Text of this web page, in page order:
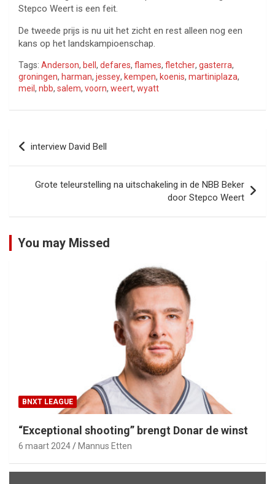
Stepco Weert is een feit.
De tweede prijs is nu uit het zicht en rest alleen nog een
kans op het landskampioenschap.
Tags: Anderson, bell , defares, flames, fletcher, gasterra,
groningen, harman, jessey, kempen, koenis, martiniplaza,
meil , nbb, salem, voorn, weert, wyatt
Bericht
navigatie
interview David Bell
Grote teleurstelling na uitschakeling in de NBB Beker
door Stepco Weert
You may Missed
BNXT LEAGUE
“Exceptional shooting” brengt Donar de winst
6 maart 2024 Mannus Etten